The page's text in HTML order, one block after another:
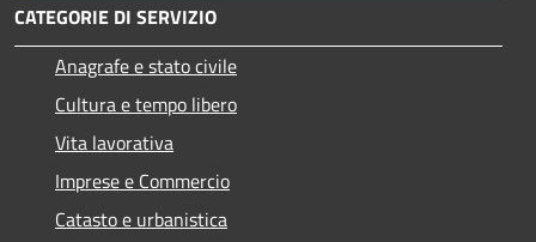
CATEGORIE DI SERVIZIO
Anagrafe e stato civile
Cultura e tempo libero
Vita lavorativa
Imprese e Commercio
Catasto e urbanistica